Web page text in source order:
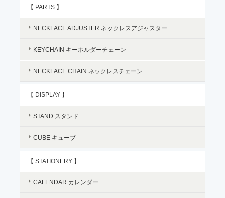
【 PARTS 】
NECKLACE ADJUSTER ネックレスアジャスター
KEYCHAIN キーホルダーチェーン
NECKLACE CHAIN ネックレスチェーン
【 DISPLAY 】
STAND スタンド
CUBE キューブ
【 STATIONERY 】
CALENDAR カレンダー